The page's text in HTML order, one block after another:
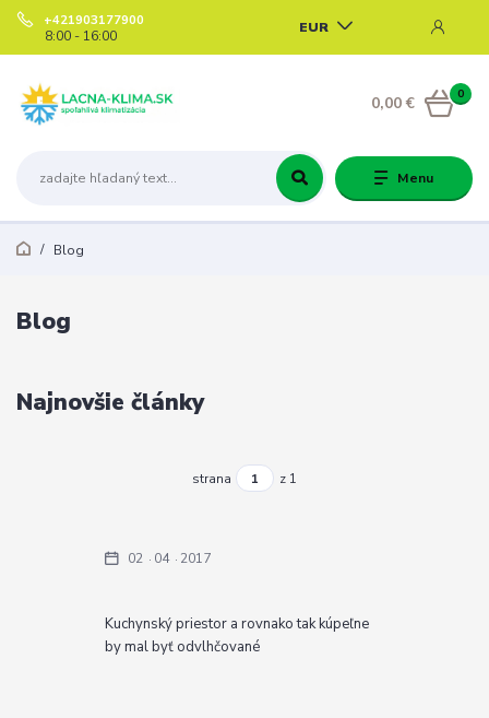
Menu
EUR
+421903177900
8:00 - 16:00
0
0,00 €
Blog
Blog
Najnovšie články
strana z 1
02 04 2017
Kuchynský priestor a rovnako tak kúpeľne
by mal byť odvlhčované